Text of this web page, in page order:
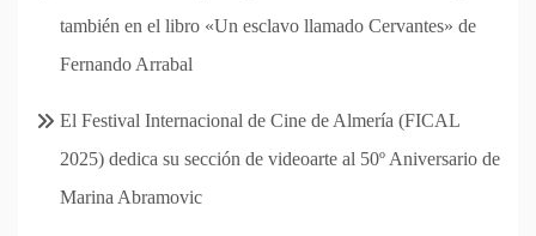
también en el libro «Un esclavo llamado Cervantes» de
Fernando Arrabal
El Festival Internacional de Cine de Almería (FICAL
2025) dedica su sección de videoarte al 50º Aniversario de
Marina Abramovic